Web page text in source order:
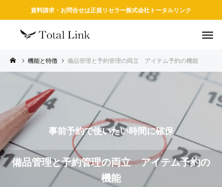
資料請求・お問合せは正規リセラー株式会社トータルリンク
機能と特徴 備品管理と予約管理の両立 アイテム予約の機能
備品管理と予約管理の両立 アイテム予約の
機能
事前予約で使いたい時間に確保